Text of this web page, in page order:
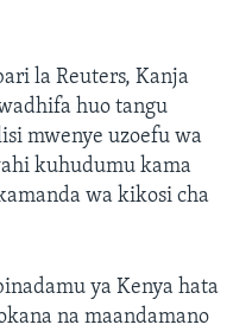
la Reuters, Kanja
huo tangu
mwenye uzoefu wa
kuhudumu kama
wa kikosi cha
ya Kenya hata
na maandamano